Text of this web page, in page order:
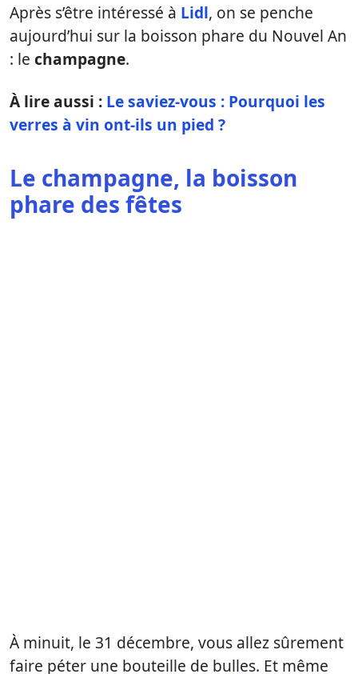
Après s’être intéressé à Lidl, on se penche
aujourd’hui sur la boisson phare du Nouvel An
: le champagne.
À lire aussi : Le saviez-vous : Pourquoi les
verres à vin ont-ils un pied ?
Le champagne, la boisson
phare des fêtes
À minuit, le 31 décembre, vous allez sûrement
faire péter une bouteille de bulles. Et même